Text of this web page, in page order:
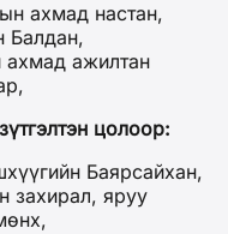
ахмад настан,
Балдан,
ахмад ажилтан
цолоор:
Баярсайхан,
захирал, яруу